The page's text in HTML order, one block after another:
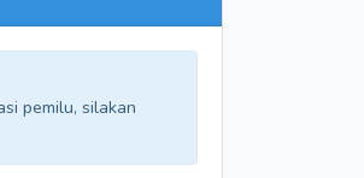
pemilu, silakan